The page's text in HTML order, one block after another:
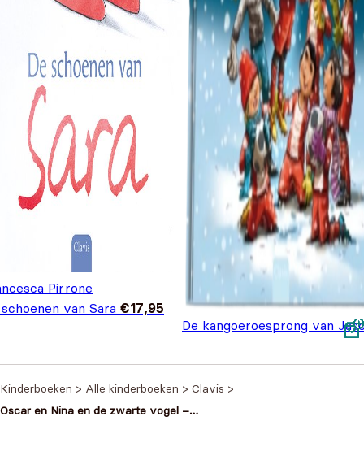
Pirrone
van Sara €17,95
De kangoeroesprong van
Kinderboeken > Alle kinderboeken > Clavis >
Oscar en Nina en de zwarte vogel –